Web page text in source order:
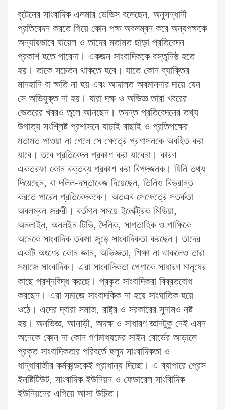
বৃটেনের সাংবাদিক এলমার ডেভিস বলেছেন, অনুসন্ধানী
প্রতিবেদন করতে গিয়ে কোন পক্ষ অবলম্বন করে অন্যপক্ষকে
অন্যায়ভাবে ঘায়েল ও তাদের মতামত ছাড়া প্রতিবেদন
প্রকাশ হতে পারেনা। একজন সাংবাদিককে বস্তুনিষ্ঠ হতে
হয়। তাকে সচেতন থাকতে হবে। যাতে কোন ব্যাক্তির
মানহানি বা ক্ষতি না হয় এবং আদালত অবমাননার দায়ে যেন
সে অভিযুক্ত না হয়। যারা দক্ষ ও অভিজ্ঞ তারা খবরের
ভেতরের খবরও তুলে আনছেন। তদন্ত প্রতিবেদনের তথ্য
উপাত্য সংশ্লিষ্ট প্রশাসনে যাচাই বাছাই ও প্রতিপক্ষের
মতামত পাওয়া না গেলে সে ক্ষেত্রে প্রশাসনকে অবহিত করা
যাবে। তবে প্রতিবেদন প্রকাশ করা যাবেনা। কারণ
একতরফা কোন বক্তব্য প্রকাশ করা বিপদজনক। যিনি তথ্য
দিয়েছেন, বা দলিল-দস্তাবেজ দিয়েছেন, তিনিও বিভ্রান্ত
করতে পারেন প্রতিবেদককে। অতএব সেক্ষেত্রে সতর্কতা
অবলম্বন জরুরী। বর্তমান সময়ে ইলেক্ট্রিক মিডিয়া,
অনলাইন, অনলইন টিভি, দৈনিক, সাপ্তাহিক ও পাক্ষিকে
অনেকে সাংবাদিক তকমা জুড়ে সাংবাদিকতা করছেন। তাদের
একটি অংশের কোন জ্ঞান, অভিজ্ঞতা, শিক্ষা না থাকলেও তারা
সমাজে সাংবাদিক। এরা সাংবাদিকতা পেশাকে সাধারণ মানুষের
কাছে প্রশ্নবিদ্ধ করছে। প্রকৃত সাংবাদিকরা বিব্রতবোধ
করছেন। এরা সমাজে সাংবাদকিক না হয়ে সাংঘাতিক হয়ে
ওঠে। এদের দ্বারা সমাজ, রাষ্ট্র ও সরকারের সুনামও নষ্ট
হয়। অনভিজ্ঞ, আনাড়ী, অদক্ষ ও সাধারণ জ্ঞানটুকু নেই এমন
অনেকে কোন না কোন গণমাধ্যমের সাইন বোর্ডের আড়ালে
প্রকৃত সাংবাদিকতার পরিবর্তে হলুদ সাংবাদিকতা ও
ধান্ধাবাজীর কর্মকান্ডকেই প্রাধান্য দিচ্ছে। এ ব্যাপারে প্রেস
ইনষ্টিটিউট, সাংবাদিক ইউনিয়ন ও ফেডারেল সাংবিাদিক
ইউনিয়নের এগিয়ে আসা উচিত।